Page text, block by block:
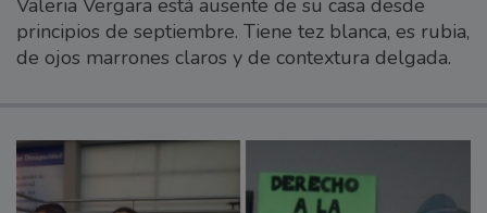
Valeria Vergara está ausente de su casa desde
principios de septiembre. Tiene tez blanca, es rubia,
de ojos marrones claros y de contextura delgada.